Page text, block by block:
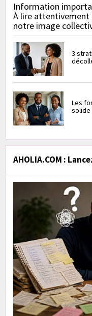
Information
À lire attentivement
notre image
3
Les
solide
AHOLIA.COM :